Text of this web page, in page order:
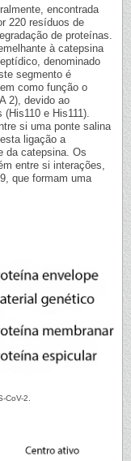
encontrada
220 resíduos de
de proteínas.
à catepsina
denominado
segmento é
como função o
2), devido ao
e His111).
si uma ponte salina
ligação a
da catepsina. Os
entre si interações,
que formam uma
CoV-2.